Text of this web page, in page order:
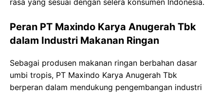
rasa yang sesuai dengan selera konsumen Indonesia.
Peran PT Maxindo Karya Anugerah Tbk
dalam Industri Makanan Ringan
Sebagai produsen makanan ringan berbahan dasar
umbi tropis, PT Maxindo Karya Anugerah Tbk
berperan dalam mendukung pengembangan industri